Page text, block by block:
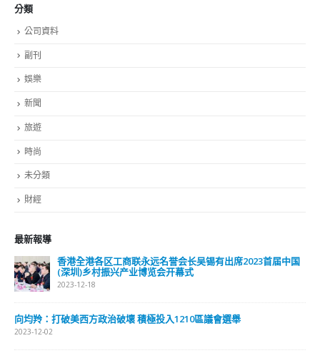
分類
公司資料
副刊
娛樂
新聞
旅遊
時尚
未分類
財經
最新報導
香港全港各区工商联永远名誉会长吴锡有出席2023首届中国
(深圳)乡村振兴产业博览会开幕式
2023-12-18
向均羚：打破美西方政治破壞 積極投入1210區議會選舉
2023-12-02